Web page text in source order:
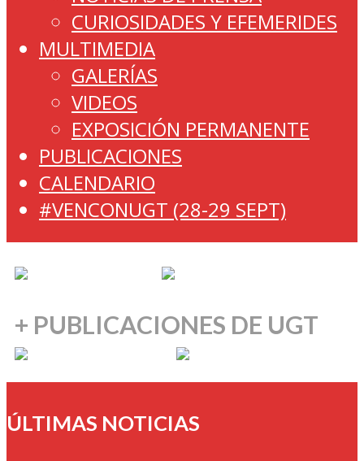
CURIOSIDADES Y EFEMERIDES
MULTIMEDIA
GALERÍAS
VIDEOS
EXPOSICIÓN PERMANENTE
PUBLICACIONES
CALENDARIO
#VENCONUGT (28-29 SEPT)
+ PUBLICACIONES DE UGT
ÚLTIMAS NOTICIAS